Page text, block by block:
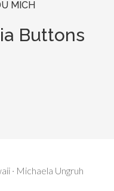
MICH
Buttons
· Michaela Ungruh